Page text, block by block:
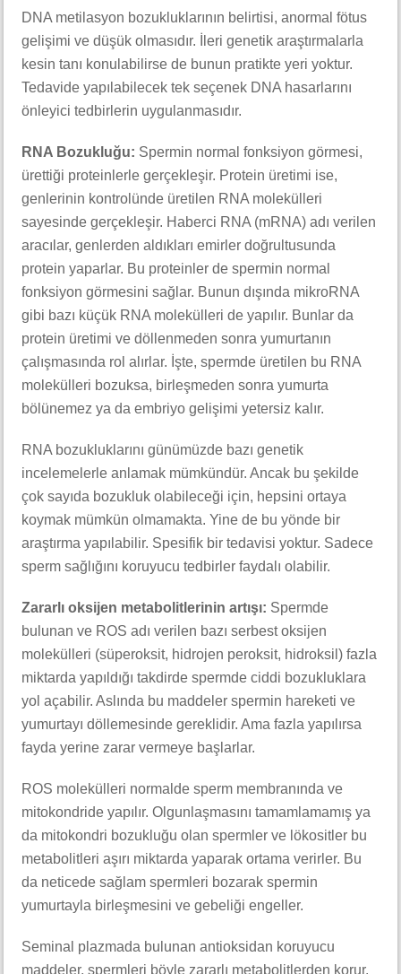
DNA metilasyon bozukluklarının belirtisi, anormal fötus
gelişimi ve düşük olmasıdır. İleri genetik araştırmalarla
kesin tanı konulabilirse de bunun pratikte yeri yoktur.
Tedavide yapılabilecek tek seçenek DNA hasarlarını
önleyici tedbirlerin uygulanmasıdır.
RNA Bozukluğu: Spermin normal fonksiyon görmesi,
ürettiği proteinlerle gerçekleşir. Protein üretimi ise,
genlerinin kontrolünde üretilen RNA molekülleri
sayesinde gerçekleşir. Haberci RNA (mRNA) adı verilen
aracılar, genlerden aldıkları emirler doğrultusunda
protein yaparlar. Bu proteinler de spermin normal
fonksiyon görmesini sağlar. Bunun dışında mikroRNA
gibi bazı küçük RNA molekülleri de yapılır. Bunlar da
protein üretimi ve döllenmeden sonra yumurtanın
çalışmasında rol alırlar. İşte, spermde üretilen bu RNA
molekülleri bozuksa, birleşmeden sonra yumurta
bölünemez ya da embriyo gelişimi yetersiz kalır.
RNA bozukluklarını günümüzde bazı genetik
incelemelerle anlamak mümkündür. Ancak bu şekilde
çok sayıda bozukluk olabileceği için, hepsini ortaya
koymak mümkün olmamakta. Yine de bu yönde bir
araştırma yapılabilir. Spesifik bir tedavisi yoktur. Sadece
sperm sağlığını koruyucu tedbirler faydalı olabilir.
Zararlı oksijen metabolitlerinin artışı: Spermde
bulunan ve ROS adı verilen bazı serbest oksijen
molekülleri (süperoksit, hidrojen peroksit, hidroksil) fazla
miktarda yapıldığı takdirde spermde ciddi bozukluklara
yol açabilir. Aslında bu maddeler spermin hareketi ve
yumurtayı döllemesinde gereklidir. Ama fazla yapılırsa
fayda yerine zarar vermeye başlarlar.
ROS molekülleri normalde sperm membranında ve
mitokondride yapılır. Olgunlaşmasını tamamlamamış ya
da mitokondri bozukluğu olan spermler ve lökositler bu
metabolitleri aşırı miktarda yaparak ortama verirler. Bu
da neticede sağlam spermleri bozarak spermin
yumurtayla birleşmesini ve gebeliği engeller.
Seminal plazmada bulunan antioksidan koruyucu
maddeler, spermleri böyle zararlı metabolitlerden korur.